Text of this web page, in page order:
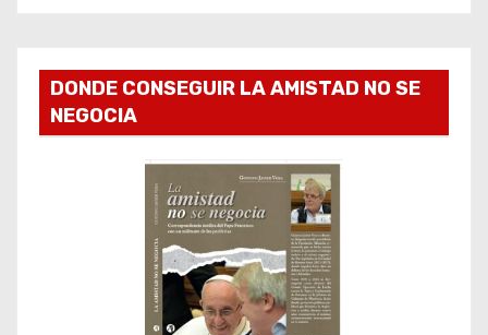
DONDE CONSEGUIR LA AMISTAD NO SE
NEGOCIA